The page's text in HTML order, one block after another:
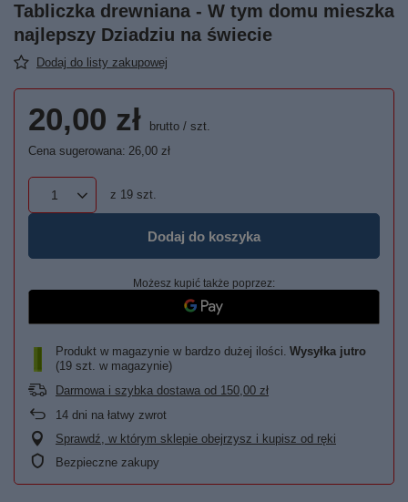
Tabliczka drewniana - W tym domu mieszka
najlepszy Dziadziu na świecie
Dodaj do listy zakupowej
20,00 zł brutto / szt.
Cena sugerowana: 26,00 zł
z 19 szt.
Dodaj do koszyka
Możesz kupić także poprzez:
Produkt w magazynie w bardzo dużej ilości Wysyłka jutro
(19 szt. w magazynie)
Darmowa i szybka dostawa od 150,00 zł
14 dni na łatwy zwrot
Sprawdź, w którym sklepie obejrzysz i kupisz od ręki
Bezpieczne zakupy